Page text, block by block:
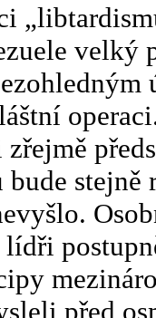
velký
zřejmě
bude
před